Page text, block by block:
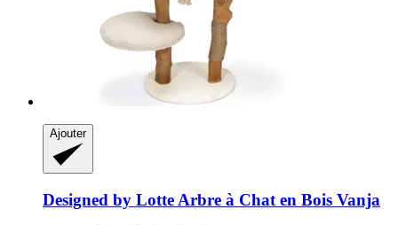
Ajouter
Designed by Lotte Arbre à Chat en Bois Vanja